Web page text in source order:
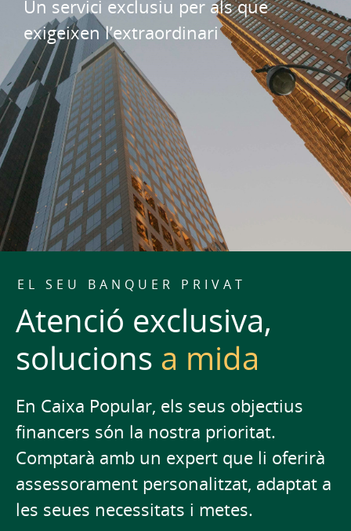
Un servici exclusiu per als que
exigeixen l’extraordinari
EL SEU BANQUER PRIVAT
Atenció exclusiva,
solucions a mida
En Caixa Popular, els seus objectius
financers són la nostra prioritat.
Comptarà amb un expert que li oferirà
assessorament personalitzat, adaptat a
les seues necessitats i metes.